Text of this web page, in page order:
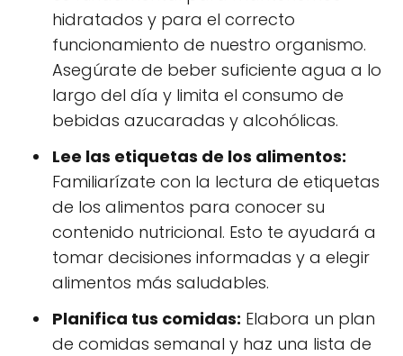
hidratados y para el correcto
funcionamiento de nuestro organismo.
Asegúrate de beber suficiente agua a lo
largo del día y limita el consumo de
bebidas azucaradas y alcohólicas.
Lee las etiquetas de los alimentos:
Familiarízate con la lectura de etiquetas
de los alimentos para conocer su
contenido nutricional. Esto te ayudará a
tomar decisiones informadas y a elegir
alimentos más saludables.
Planifica tus comidas: Elabora un plan
de comidas semanal y haz una lista de